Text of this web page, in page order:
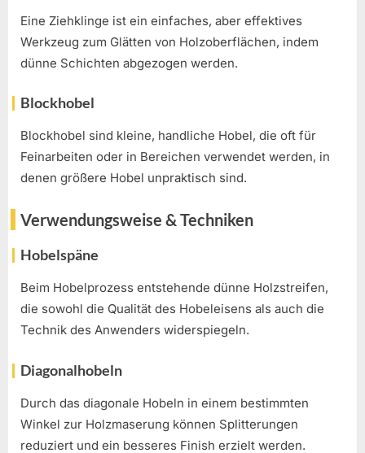
Eine Ziehklinge ist ein einfaches, aber effektives
Werkzeug zum Glätten von Holzoberflächen, indem
dünne Schichten abgezogen werden.
Blockhobel
Blockhobel sind kleine, handliche Hobel, die oft für
Feinarbeiten oder in Bereichen verwendet werden, in
denen größere Hobel unpraktisch sind.
Verwendungsweise & Techniken
Hobelspäne
Beim Hobelprozess entstehende dünne Holzstreifen,
die sowohl die Qualität des Hobeleisens als auch die
Technik des Anwenders widerspiegeln.
Diagonalhobeln
Durch das diagonale Hobeln in einem bestimmten
Winkel zur Holzmaserung können Splitterungen
reduziert und ein besseres Finish erzielt werden.